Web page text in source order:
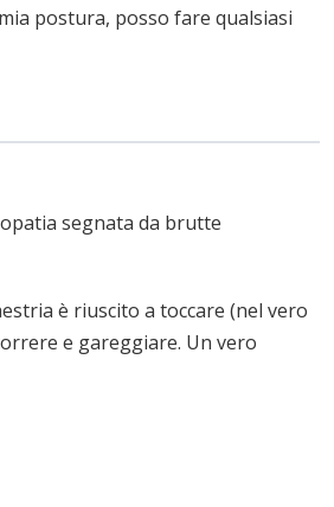
postura, posso fare qualsiasi
segnata da brutte
è riuscito a toccare (nel vero
e gareggiare. Un vero